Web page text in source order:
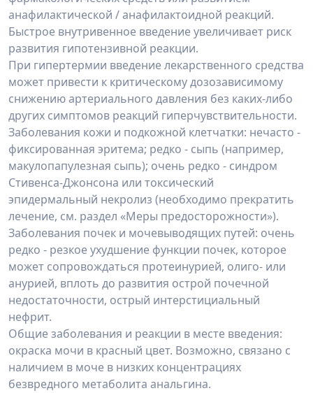
анафилактической / анафилактоидной реакций.
Быстрое внутривенное введение увеличивает риск
развития гипотензивной реакции.
При гипертермии введение лекарственного средства
может привести к критическому дозозависимому
снижению артериального давления без каких-либо
других симптомов реакций гиперчувствительности.
Заболевания кожи и подкожной клетчатки: нечасто -
фиксированная эритема; редко - сыпь (например,
макулопапулезная сыпь); очень редко - синдром
Стивенса-Джонсона или токсический
эпидермальный некролиз (необходимо прекратить
лечение, см. раздел «Меры предосторожности»).
Заболевания почек и мочевыводящих путей: очень
редко - резкое ухудшение функции почек, которое
может сопровождаться протеинурией, олиго- или
анурией, вплоть до развития острой почечной
недостаточности, острый интерстициальный
нефрит.
Общие заболевания и реакции в месте введения:
окраска мочи в красный цвет. Возможно, связано с
наличием в моче в низких концентрациях
безвредного метаболита анальгина.